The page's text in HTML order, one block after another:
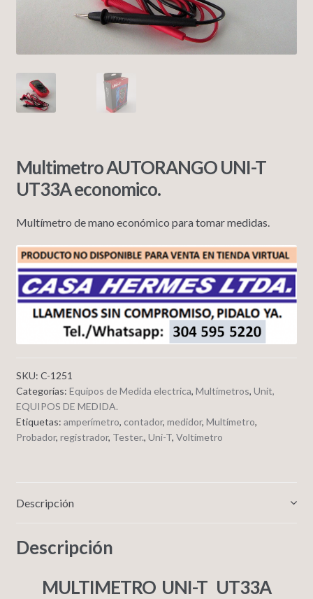
Multimetro AUTORANGO UNI-T
UT33A economico.
Multímetro de mano económico para tomar medidas.
SKU: C-1251
Categorías: Equipos de Medida electrica, Multímetros, Unit,
EQUIPOS DE MEDIDA.
Etiquetas: amperímetro, contador, medidor, Multímetro,
Probador, registrador, Tester., Uni-T, Voltímetro
Descripción
Descripción
MULTIMETRO UNI-T UT33A